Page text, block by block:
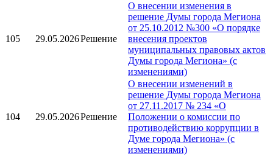
105 29.05.2026Решение
О внесении изменения в
решение Думы города Мегиона
от 25.10.2012 №300 «О порядке
внесения проектов
муниципальных правовых актов
Думы города Мегиона» (с
изменениями)
104 29.05.2026Решение
О внесении изменений в
решение Думы города Мегиона
от 27.11.2017 № 234 «О
Положении о комиссии по
противодействию коррупции в
Думе города Мегиона» (с
изменениями)